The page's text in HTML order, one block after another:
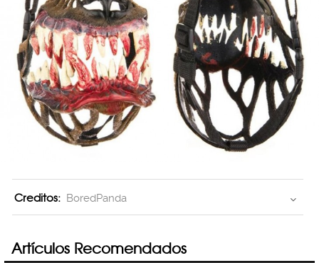
Creditos: BoredPanda
Artículos Recomendados